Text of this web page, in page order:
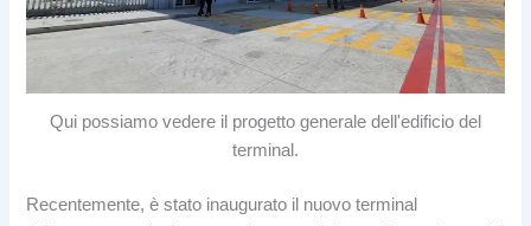
Qui possiamo vedere il progetto generale dell'edificio del
terminal.
Recentemente, è stato inaugurato il nuovo terminal